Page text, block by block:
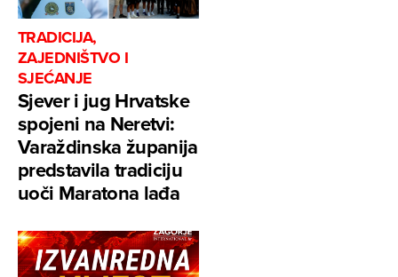
TRADICIJA,
ZAJEDNIŠTVO I
SJEĆANJE
Sjever i jug Hrvatske
spojeni na Neretvi:
Varaždinska županija
predstavila tradiciju
uoči Maratona lađa